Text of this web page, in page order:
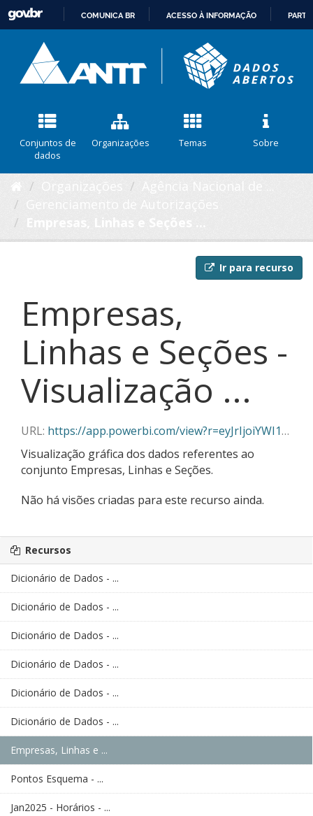
CONTEÚDO
COMUNICA BR ACESSO À INFORMAÇÃO
Conjuntos de
dados
Organizações Temas Sobre
Ir para recurso
Empresas,
Linhas e Seções -
Visualização ...
URL: https://app.powerbi.com/view?r=eyJrIjoiYWI1YzBjOGQtMWJhMi00YTlmLTliMTctNmZmYmY3NDVmNTgzIiwidCI6Ijg3YmJlOWRlLWE4OTItNGNkZS1hNDY2LTg4Zjk4MmZiYzQ5MCJ9&pageName=ReportSection49d09790060a5540023e
Visualização gráfica dos dados referentes ao
conjunto Empresas, Linhas e Seções.
Não há visões criadas para este recurso ainda.
Recursos
Dicionário de Dados - ...
Dicionário de Dados - ...
Dicionário de Dados - ...
Dicionário de Dados - ...
Dicionário de Dados - ...
Dicionário de Dados - ...
Empresas, Linhas e ...
Pontos Esquema - ...
Jan2025 - Horários - ...